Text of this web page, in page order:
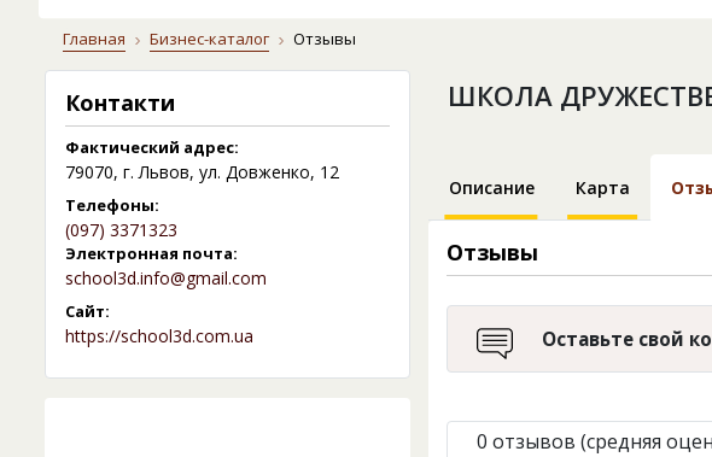
Главная Бизнес-каталог Отзывы
Контакти
Фактический адрес:
79070, г. Львов, ул. Довженко, 12
Телефоны:
(097) 3371323
Электронная почта:
school3d.info@gmail.com
Сайт:
https://school3d.com.ua
ШКОЛА
Описание Карта
Отзывы
Оставьте свой
0 отзывов (средняя